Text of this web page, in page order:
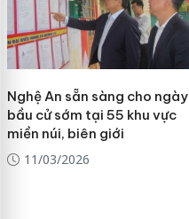
Nghệ An sẵn sàng cho ngày
bầu cử sớm tại 55 khu vực
miền núi, biên giới
11/03/2026